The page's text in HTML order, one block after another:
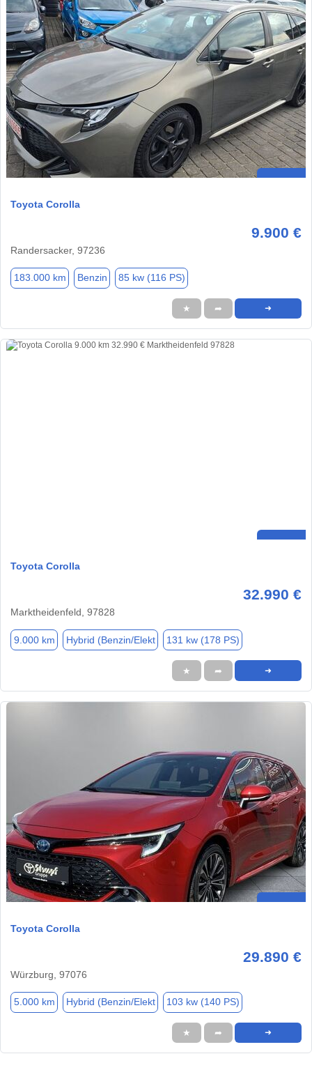
Toyota Corolla
9.900 €
Randersacker, 97236
183.000 km Benzin 85 kw (116 PS)
★ ➦ ➜
Toyota Corolla
32.990 €
Marktheidenfeld, 97828
9.000 km Hybrid (Benzin/Elekt 131 kw (178 PS)
★ ➦ ➜
Toyota Corolla
29.890 €
Würzburg, 97076
5.000 km Hybrid (Benzin/Elekt 103 kw (140 PS)
★ ➦ ➜